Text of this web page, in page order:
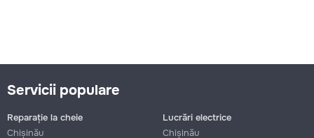
Servicii populare
Reparație la cheie
Chișinău
Lucrări electrice
Chișinău